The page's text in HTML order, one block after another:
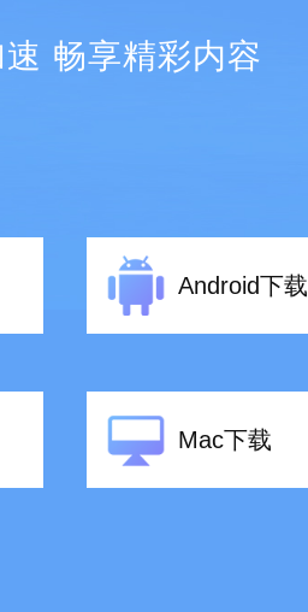
畅享精彩内容
Android下载
Mac下载